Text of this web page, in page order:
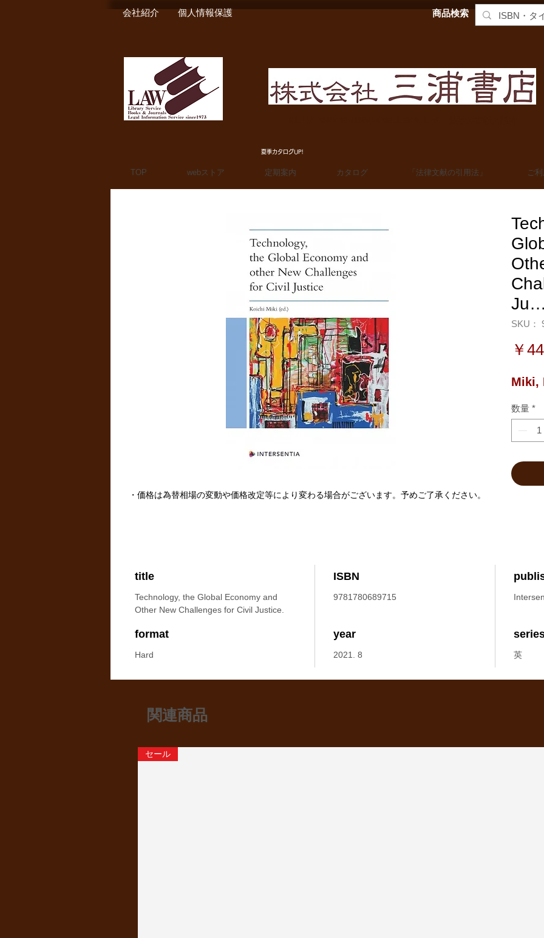
会社紹介 個人情報保護 商品検索
夏季カタログUP!
TOP webストア 定期案内 カタログ 「法律文献の引用法」 ご
Ju…
SKU：
￥
Miki,
数量 *
title
Technology, the Global Economy and
Other New Challenges for Civil Justice.
ISBN
9781780689715
format
Hard
year
2021. 8 英
・価格は為替相場の変動や価格改定等により変わる場合がございます。予めご了承ください。
関連商品
セール